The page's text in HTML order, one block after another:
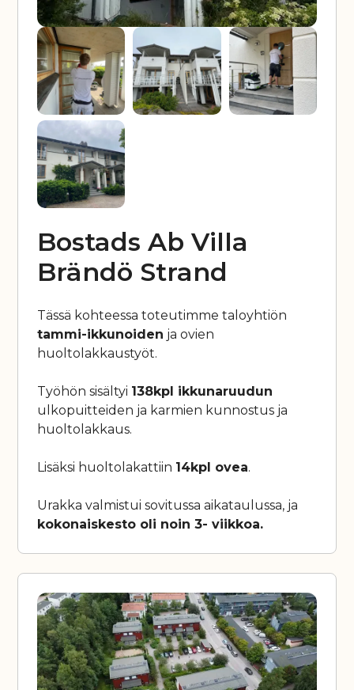
Bostads Ab Villa
Brändö Strand
Tässä kohteessa toteutimme taloyhtiön
tammi-ikkunoiden ja ovien
huoltolakkaustyöt.
Työhön sisältyi 138kpl ikkunaruudun
ulkopuitteiden ja karmien kunnostus ja
huoltolakkaus.
Lisäksi huoltolakattiin 14kpl ovea.
Urakka valmistui sovitussa aikataulussa, ja
kokonaiskesto oli noin 3- viikkoa.